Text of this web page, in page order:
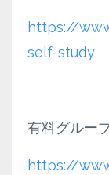
https://
self-study
有料グルー
https://